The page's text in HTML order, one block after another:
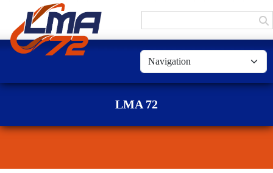
LMA 72
Panneau de gestion des cookies